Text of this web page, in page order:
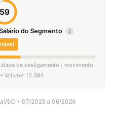
59
do Segmento i
de desligamento / movimento
Volume: 12.396
SC • 07/2025 a 06/2026